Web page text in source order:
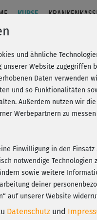
KURSE
20%
und ähnliche
Website
Daten verwenden
und so Funktionalitäten
Außerdem nutzen wir
Werbepartnern zu
Einwilligung in den
notwendige
sowie weitere
deiner
auf unserer Website
Datenschutz und